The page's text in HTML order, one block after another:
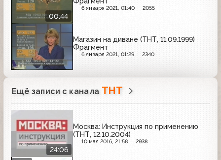
00:44
6 января 2021, 01:40 2055
Магазин на диване (ТНТ, 11.09.1999)
Фрагмент
6 января 2021, 01:29 2340
Ещё записи с канала ТНТ
24:06
Москва: Инструкция по применению
(ТНТ, 12.10.2004)
10 мая 2016, 21:58 2938